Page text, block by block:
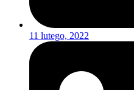
11 lutego, 2022